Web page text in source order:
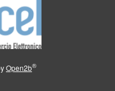
Open2b®